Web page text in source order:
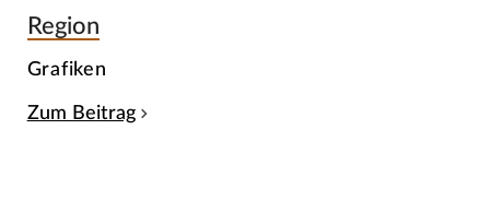
Region
Grafiken
Zum Beitrag